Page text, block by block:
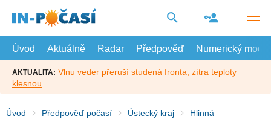
hlavní
Úvod
Aktuálně Radar Předpověď Numerický model
AKTUALITA: Vlnu veder přeruší studená fronta, zítra teploty
klesnou
Úvod Předpověď počasí Ústecký kraj
Hlinná